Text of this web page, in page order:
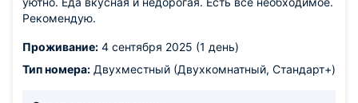
Рекомендую.
Проживание: 4 сентября 2025 (1 день)
Тип номера: Двухместный (Двухкомнатный, Стандарт+)